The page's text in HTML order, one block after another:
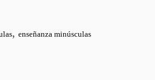
, enseñanza minúsculas